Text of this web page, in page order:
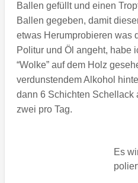
Ballen gefüllt und einen
Ballen gegeben, damit
etwas Herumprobieren was
Politur und Öl angeht, habe
“Wolke” auf dem Holz
verdunstendem Alkohol
dann 6 Schichten Schellack
zwei pro Tag.
Es